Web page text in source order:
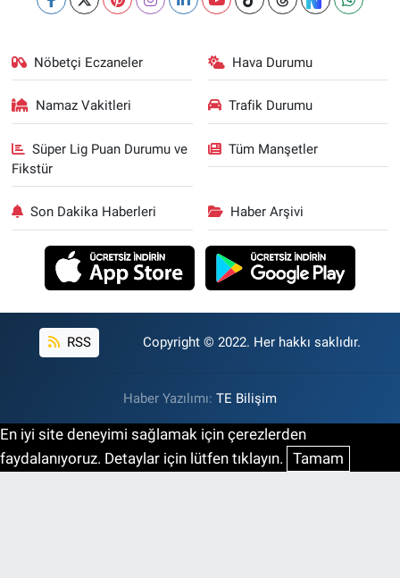
Nöbetçi Eczaneler Hava Durumu
Namaz Vakitleri Trafik Durumu
Süper Lig Puan Durumu ve
Fikstür
Tüm Manşetler
Son Dakika Haberleri Haber Arşivi
RSS Copyright © 2022. Her hakkı saklıdır.
Haber Yazılımı: TE Bilişim
En iyi site deneyimi sağlamak için çerezlerden
faydalanıyoruz. Detaylar için lütfen tıklayın. Tamam